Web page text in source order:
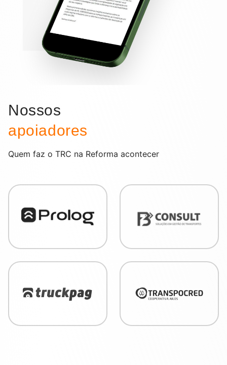
Nossos
apoiadores
Quem faz o TRC na Reforma acontecer